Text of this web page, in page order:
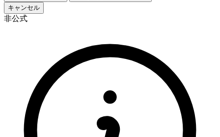
キャンセル
非公式